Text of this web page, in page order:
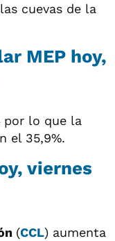
cuevas de la
MEP hoy,
por lo que la
el 35,9%.
viernes
(CCL) aumenta